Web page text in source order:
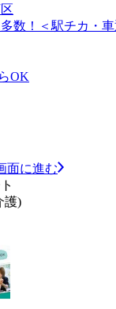
数！＜駅チカ・車
OK
面に進む
護)